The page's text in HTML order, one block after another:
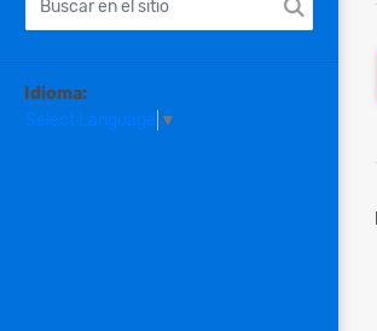
Idioma:
Select Language ▼